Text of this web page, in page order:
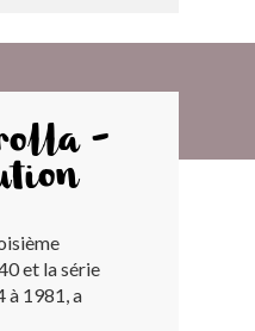
-
et la série
à 1981, a